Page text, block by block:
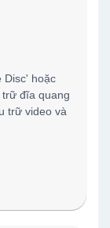
Disc' hoặc
đĩa quang
trữ video và